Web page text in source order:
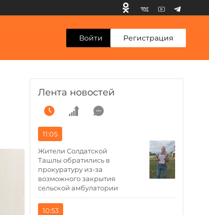
Войти Регистрация
Лента новостей
11:05
Жители Солдатской
Ташлы обратились в
прокуратуру из-за
возможного закрытия
сельской амбулатории
10:53